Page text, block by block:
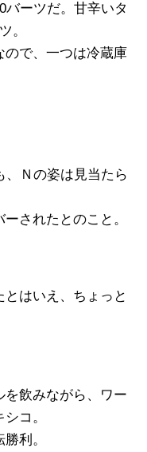
バーツだ。甘辛いタ
。
ので、一つは冷蔵庫
、Ｎの姿は見当たら
されたとのこと。
はいえ、ちょっと
飲みながら、ワー
コ。
利。